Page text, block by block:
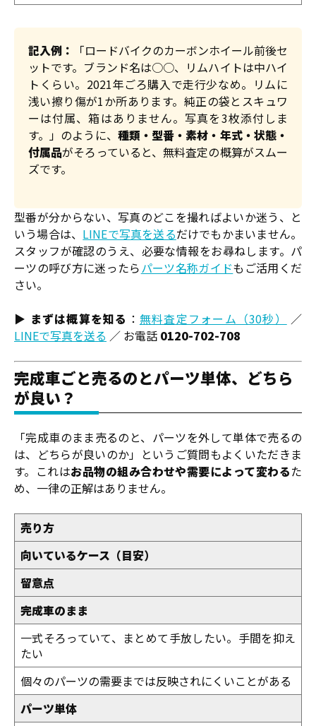
記入例：
「ロードバイクのカーボンホイール前後セ
ットです。ブランド名は○○、リムハイトは中ハイ
トくらい。2021年ごろ購入で走行少なめ。リムに
浅い擦り傷が1か所あります。純正の袋とスキュワ
ーは付属、箱はありません。写真を3枚添付しま
す。」のように、 種類・型番・素材・年式・状態・
付属品がそろっていると、無料査定の概算がスムー
ズです。
型番が分からない、写真のどこを撮ればよいか迷う、と
いう場合は、 LINEで写真を送るだけでもかまいません。
スタッフが確認のうえ、必要な情報をお尋ねします。パ
ーツの呼び方に迷ったらパーツ名称ガイドもご活用くだ
さい。
▶ まずは概算を知る ： 無料査定フォーム（30秒）
／
LINEで写真を送る ／ お電話 0120-702-708
完成車ごと売るのとパーツ単体、どちら
が良い？
「完成車のまま売るのと、パーツを外して単体で売るの
は、どちらが良いのか」というご質問もよくいただきま
す。これはお品物の組み合わせや需要によって変わるた
め、一律の正解はありません。
売り方
向いているケース（目安）
留意点
完成車のまま
一式そろっていて、まとめて手放したい。手間を抑え
たい
個々のパーツの需要までは反映されにくいことがある
パーツ単体